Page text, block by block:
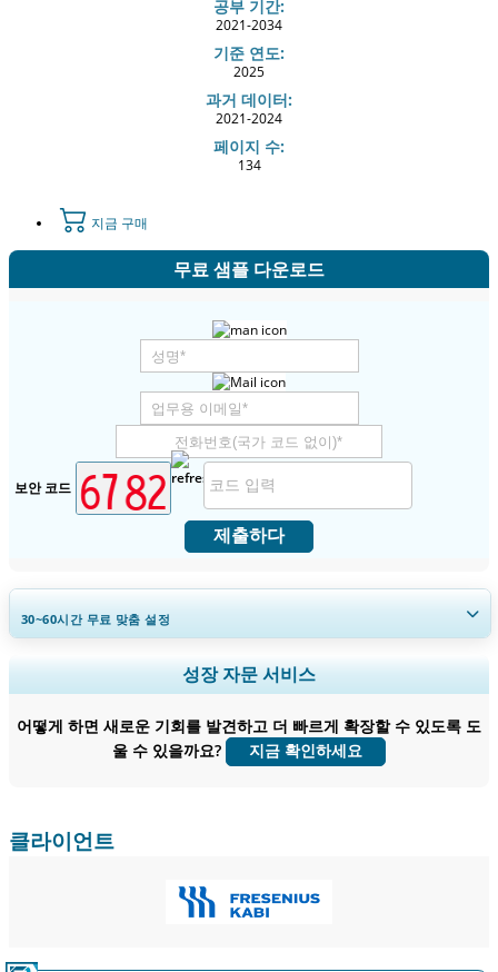
공부 기간:
2021-2034
기준 연도:
2025
과거 데이터:
2021-2024
페이지 수:
134
지금 구매
무료 샘플 다운로드
보안 코드
제출하다
30~60시간무료 맞춤 설정
지역 및 국가 범위 확장, 세그먼트 분석, 기업 프로필, 경쟁 벤치마킹, 및 최
종 사용자 인사이트.
지금 맞춤 설정
성장 자문 서비스
어떻게 하면 새로운 기회를 발견하고 더 빠르게 확장할 수 있도록 도
울 수 있을까요?
지금 확인하세요
클라이언트